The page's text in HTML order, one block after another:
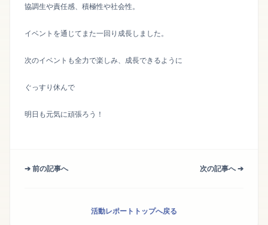
協調生や責任感、積極性や社会性。
イベントを通じてまた一回り成長しました。
次のイベントも全力で楽しみ、成長できるように
ぐっすり休んで
明日も元気に頑張ろう！
➔ 前の記事へ 次の記事へ ➔
活動レポートトップへ戻る